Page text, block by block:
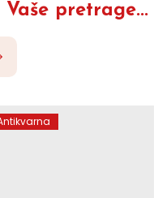
pretrage...